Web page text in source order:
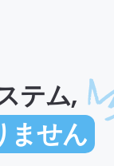
テム,
ません